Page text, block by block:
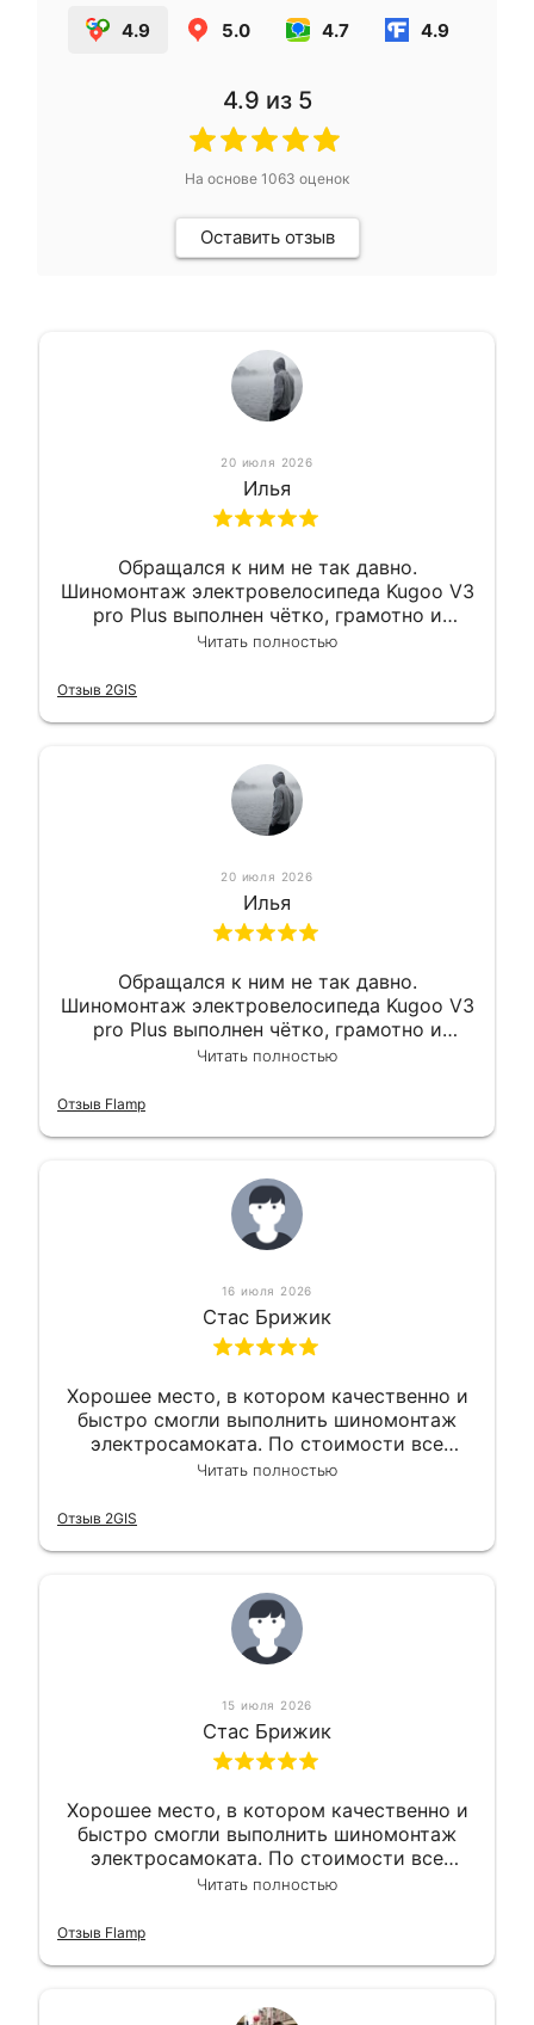
4.9 5.0 4.7 4.9
4.9 из 5
На основе 1063 оценок
Оставить отзыв
20 июля 2026
Илья
Обращался к ним не так давно.
Шиномонтаж электровелосипеда Kugoo V3
pro Plus выполнен чётко, грамотно и
квалифицированно. Всё сделано
Читать полностью
Отзыв 2GIS
20 июля 2026
Илья
Обращался к ним не так давно.
Шиномонтаж электровелосипеда Kugoo V3
pro Plus выполнен чётко, грамотно и
квалифицированно. Всё сделано
Читать полностью
Отзыв Flamp
16 июля 2026
Стас Брижик
Хорошее место, в котором качественно и
быстро смогли выполнить шиномонтаж
электросамоката. По стоимости все
вышло вообще приемлемо хочу сказать.
Читать полностью
Отзыв 2GIS
15 июля 2026
Стас Брижик
Хорошее место, в котором качественно и
быстро смогли выполнить шиномонтаж
электросамоката. По стоимости все
вышло вообще приемлемо хочу сказать.
Читать полностью
Отзыв Flamp